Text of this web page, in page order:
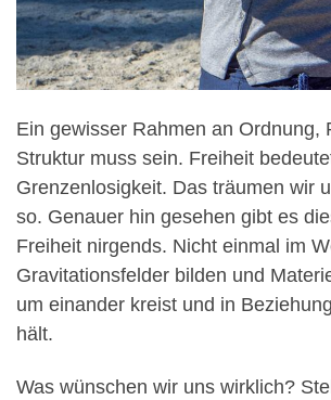
Ein gewisser Rahmen an Ordnung,
Struktur muss sein. Freiheit
Grenzenlosigkeit. Das träumen wir
so. Genauer hin gesehen gibt es
Freiheit nirgends. Nicht einmal im
Gravitationsfelder bilden und
um einander kreist und in
hält.
Was wünschen wir uns wirklich?